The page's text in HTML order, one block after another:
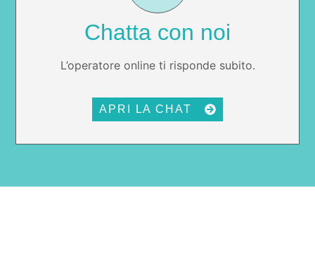
Chatta con noi
L’operatore online ti risponde subito.
APRI LA CHAT